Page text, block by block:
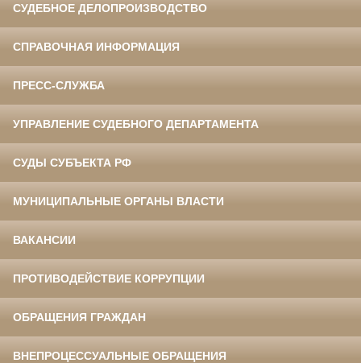
СУДЕБНОЕ ДЕЛОПРОИЗВОДСТВО
СПРАВОЧНАЯ ИНФОРМАЦИЯ
ПРЕСС-СЛУЖБА
УПРАВЛЕНИЕ СУДЕБНОГО ДЕПАРТАМЕНТА
СУДЫ СУБЪЕКТА РФ
МУНИЦИПАЛЬНЫЕ ОРГАНЫ ВЛАСТИ
ВАКАНСИИ
ПРОТИВОДЕЙСТВИЕ КОРРУПЦИИ
ОБРАЩЕНИЯ ГРАЖДАН
ВНЕПРОЦЕССУАЛЬНЫЕ ОБРАЩЕНИЯ